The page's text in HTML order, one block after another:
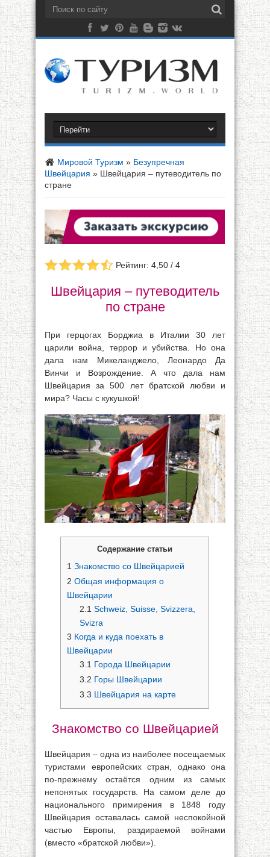
Мировой Туризм » Безупречная
Швейцария » Швейцария – путеводитель по
стране
Рейтинг: 4,50 / 4
Швейцария – путеводитель
по стране
При герцогах Борджиа в Италии 30 лет
царили война, террор и убийства. Но она
дала нам Микеланджело, Леонардо Да
Винчи и Возрождение. А что дала нам
Швейцария за 500 лет братской любви и
мира? Часы с кукушкой!
Содержание статьи
1 Знакомство со Швейцарией
2 Общая информация о
Швейцарии
2.1 Schweiz, Suisse, Svizzera,
Svizra
3 Когда и куда поехать в
Швейцарии
3.1 Города Швейцарии
3.2 Горы Швейцарии
3.3 Швейцария на карте
Знакомство со Швейцарией
Швейцария – одна из наиболее посещаемых
туристами европейских стран, однако она
по-прежнему остаётся одним из самых
непонятых государств. На самом деле до
национального примирения в 1848 году
Швейцария оставалась самой неспокойной
частью Европы, раздираемой войнами
(вместо «братской любви»).